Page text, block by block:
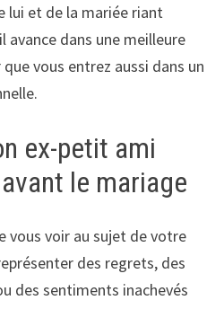
lui et de la mariée riant
avance dans une meilleure
vous entrez aussi dans un
ex-petit ami
le mariage
vous voir au sujet de votre
des regrets, des
des sentiments inachevés